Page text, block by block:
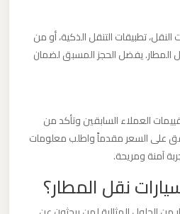
تطبيقات التنقل الذكية، أو من
المطار. يفضل الحجز المسبق لضمان
العملاء السابقين وتأكد من
على السعر مقدماً واطلب معلومات
آمنة ومريحة.
نقل المطار؟